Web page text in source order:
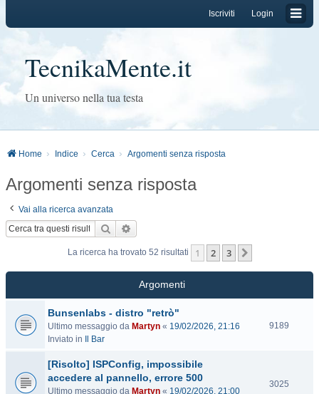
Login
Iscriviti
TecnikaMente.it
Un universo nella tua testa
Home Indice Cerca Argomenti senza risposta
Argomenti senza risposta
Vai alla ricerca avanzata
Cerca
La ricerca ha trovato 52 risultati 1 2 3
Argomenti
Bunsenlabs - distro "retrò"
Ultimo messaggio da Martyn « 19/02/2026, 21:16
Inviato in
Il Bar
9189
[Risolto] ISPConfig, impossibile
accedere al pannello, errore 500
Ultimo messaggio da Martyn « 19/02/2026, 21:00
3025